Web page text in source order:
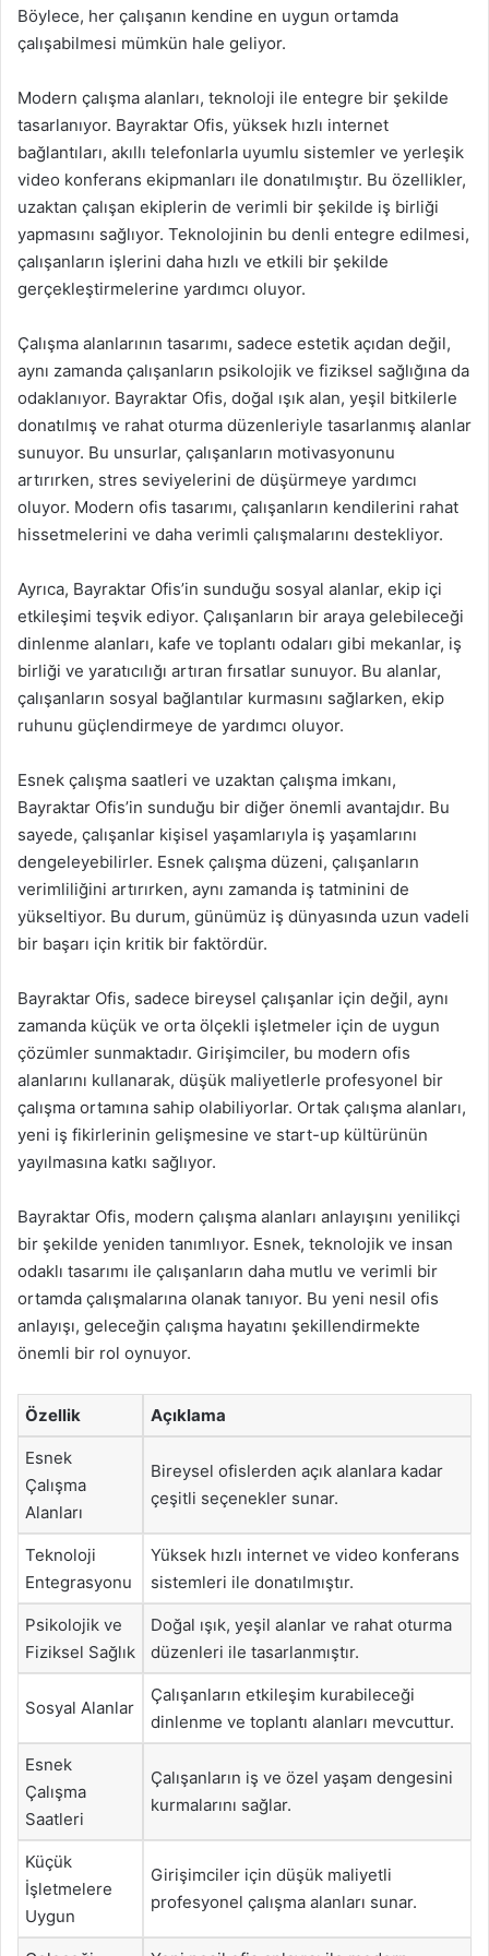
Böylece, her çalışanın kendine en uygun ortamda
çalışabilmesi mümkün hale geliyor.
Modern çalışma alanları, teknoloji ile entegre bir şekilde
tasarlanıyor. Bayraktar Ofis, yüksek hızlı internet
bağlantıları, akıllı telefonlarla uyumlu sistemler ve yerleşik
video konferans ekipmanları ile donatılmıştır. Bu özellikler,
uzaktan çalışan ekiplerin de verimli bir şekilde iş birliği
yapmasını sağlıyor. Teknolojinin bu denli entegre edilmesi,
çalışanların işlerini daha hızlı ve etkili bir şekilde
gerçekleştirmelerine yardımcı oluyor.
Çalışma alanlarının tasarımı, sadece estetik açıdan değil,
aynı zamanda çalışanların psikolojik ve fiziksel sağlığına da
odaklanıyor. Bayraktar Ofis, doğal ışık alan, yeşil bitkilerle
donatılmış ve rahat oturma düzenleriyle tasarlanmış alanlar
sunuyor. Bu unsurlar, çalışanların motivasyonunu
artırırken, stres seviyelerini de düşürmeye yardımcı
oluyor. Modern ofis tasarımı, çalışanların kendilerini rahat
hissetmelerini ve daha verimli çalışmalarını destekliyor.
Ayrıca, Bayraktar Ofis’in sunduğu sosyal alanlar, ekip içi
etkileşimi teşvik ediyor. Çalışanların bir araya gelebileceği
dinlenme alanları, kafe ve toplantı odaları gibi mekanlar, iş
birliği ve yaratıcılığı artıran fırsatlar sunuyor. Bu alanlar,
çalışanların sosyal bağlantılar kurmasını sağlarken, ekip
ruhunu güçlendirmeye de yardımcı oluyor.
Esnek çalışma saatleri ve uzaktan çalışma imkanı,
Bayraktar Ofis’in sunduğu bir diğer önemli avantajdır. Bu
sayede, çalışanlar kişisel yaşamlarıyla iş yaşamlarını
dengeleyebilirler. Esnek çalışma düzeni, çalışanların
verimliliğini artırırken, aynı zamanda iş tatminini de
yükseltiyor. Bu durum, günümüz iş dünyasında uzun vadeli
bir başarı için kritik bir faktördür.
Bayraktar Ofis, sadece bireysel çalışanlar için değil, aynı
zamanda küçük ve orta ölçekli işletmeler için de uygun
çözümler sunmaktadır. Girişimciler, bu modern ofis
alanlarını kullanarak, düşük maliyetlerle profesyonel bir
çalışma ortamına sahip olabiliyorlar. Ortak çalışma alanları,
yeni iş fikirlerinin gelişmesine ve start-up kültürünün
yayılmasına katkı sağlıyor.
Bayraktar Ofis, modern çalışma alanları anlayışını yenilikçi
bir şekilde yeniden tanımlıyor. Esnek, teknolojik ve insan
odaklı tasarımı ile çalışanların daha mutlu ve verimli bir
ortamda çalışmalarına olanak tanıyor. Bu yeni nesil ofis
anlayışı, geleceğin çalışma hayatını şekillendirmekte
önemli bir rol oynuyor.
Özellik Açıklama
Esnek
Çalışma
Alanları
Bireysel ofislerden açık alanlara kadar
çeşitli seçenekler sunar.
Teknoloji
Entegrasyonu
Yüksek hızlı internet ve video konferans
sistemleri ile donatılmıştır.
Psikolojik ve
Fiziksel Sağlık
Doğal ışık, yeşil alanlar ve rahat oturma
düzenleri ile tasarlanmıştır.
Sosyal Alanlar
Çalışanların etkileşim kurabileceği
dinlenme ve toplantı alanları mevcuttur.
Esnek
Çalışma
Saatleri
Çalışanların iş ve özel yaşam dengesini
kurmalarını sağlar.
Küçük
İşletmelere
Uygun
Girişimciler için düşük maliyetli
profesyonel çalışma alanları sunar.